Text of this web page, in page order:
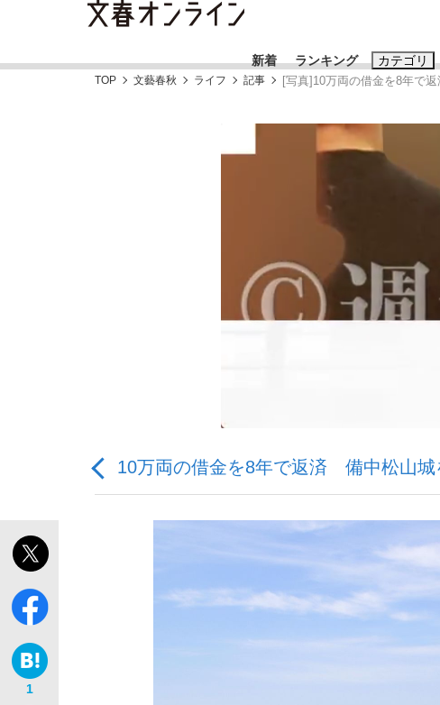
新着 ランキング カテゴリ
「敗因分析は一切聞かれなかった」侍ジャパン選
キングの誕生を、目撃せよ。
おすすめのキーワ
TOP 文藝春秋 ライフ 記事 [写真]10万両の借金を8年で
10万両の借金を8年で返済 備中松山城
1